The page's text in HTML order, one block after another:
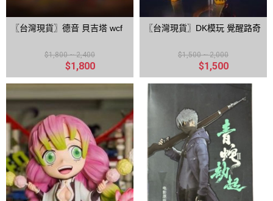
〖台灣現貨〗德音 貝吉塔 wcf
$1,800 ~ 2,400
$1,800
〖台灣現貨〗DK模玩 覺醒路奇
$1,500 ~ 2,000
$1,500